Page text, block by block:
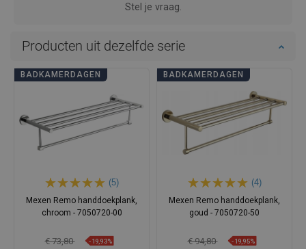
Stel je vraag.
Producten uit dezelfde serie
BADKAMERDAGEN
(5)
Mexen Remo handdoekplank,
chroom - 7050720-00
€ 73,80 -19,93%
BADKAMERDAGEN
(4)
Mexen Remo handdoekplank,
goud - 7050720-50
€ 94,80 -19,95%